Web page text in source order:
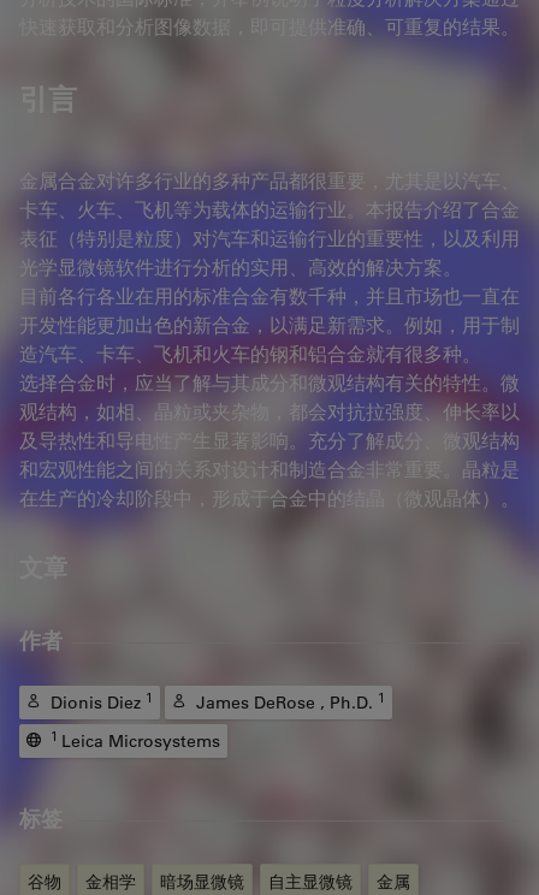
快速获取和分析图像数据，即可提供准确、可重复的结果。
引言
金属合金对许多行业的多种产品都很重要，尤其是以汽车、
卡车、火车、飞机等为载体的运输行业。本报告介绍了合金
表征（特别是粒度）对汽车和运输行业的重要性，以及利用
光学显微镜软件进行分析的实用、高效的解决方案。
目前各行各业在用的标准合金有数千种，并且市场也一直在
开发性能更加出色的新合金，以满足新需求。例如，用于制
造汽车、卡车、飞机和火车的钢和铝合金就有很多种。
选择合金时，应当了解与其成分和微观结构有关的特性。微
观结构，如相、晶粒或夹杂物，都会对抗拉强度、伸长率以
及导热性和导电性产生显著影响。充分了解成分、微观结构
和宏观性能之间的关系对设计和制造合金非常重要。晶粒是
在生产的冷却阶段中，形成于合金中的结晶（微观晶体）。
文章
作者
Dionis Diez 1 James DeRose , Ph.D. 1
1 Leica Microsystems
标签
谷物 金相学 暗场显微镜 自主显微镜 金属